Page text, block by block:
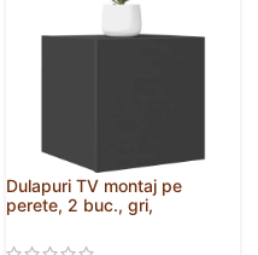
Dulapuri TV montaj pe
perete, 2 buc., gri,